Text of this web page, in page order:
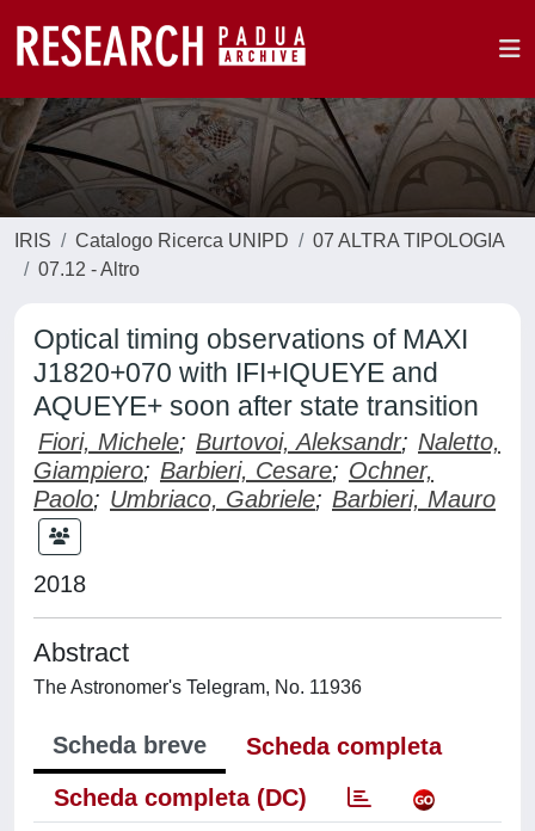
IRIS Catalogo Ricerca UNIPD
07 ALTRA TIPOLOGIA
07.12 - Altro
Optical timing observations of MAXI
J1820+070 with IFI+IQUEYE and
AQUEYE+ soon after state transition
Fiori, Michele; Burtovoi, Aleksandr; Naletto,
Giampiero; Barbieri, Cesare; Ochner,
Paolo; Umbriaco, Gabriele; Barbieri, Mauro
2018
Abstract
The Astronomer's Telegram, No. 11936
Scheda breve
Scheda completa
Scheda completa (DC)